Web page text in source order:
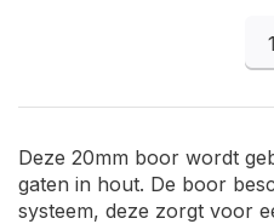
1
Deze 20mm boor wordt
gaten in hout. De boor
systeem, deze zorgt voor